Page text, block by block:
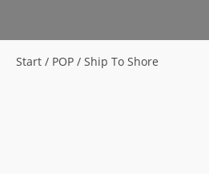
Start / POP / Ship To Shore